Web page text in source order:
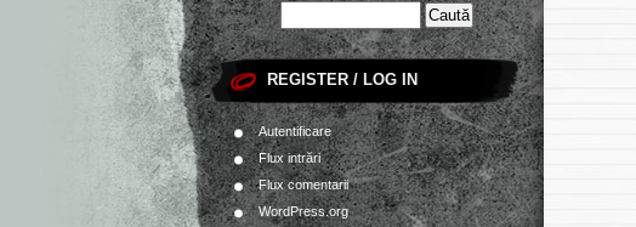
REGISTER / LOG IN
Autentificare
Flux intrări
Flux comentarii
WordPress.org